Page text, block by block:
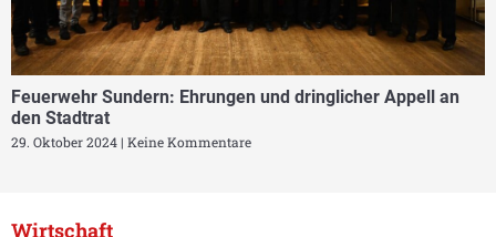
Feuerwehr Sundern: Ehrungen und dringlicher Appell an
den Stadtrat
29. Oktober 2024 Keine Kommentare
Wirtschaft